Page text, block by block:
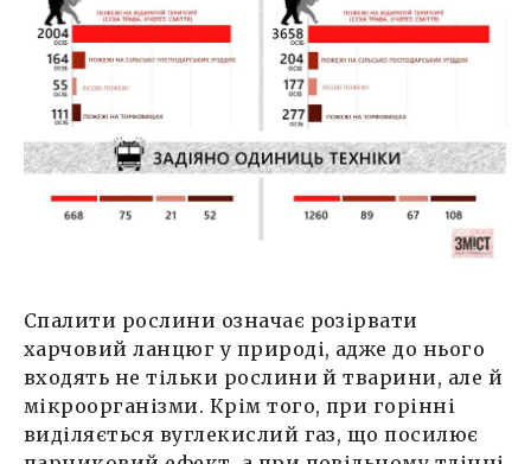
Спалити рослини означає розірвати
харчовий ланцюг у природі, адже до нього
входять не тільки рослини й тварини, але й
мікроорганізми. Крім того, при горінні
виділяється вуглекислий газ, що посилює